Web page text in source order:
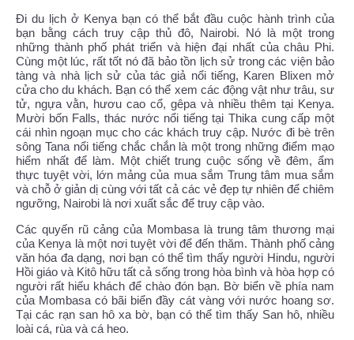
Đi du lịch ở Kenya bạn có thể bắt đầu cuộc hành trình của
bạn bằng cách truy cập thủ đô, Nairobi. Nó là một trong
những thành phố phát triển và hiện đại nhất của châu Phi.
Cùng một lúc, rất tốt nó đã bảo tồn lịch sử trong các viện bảo
tàng và nhà lịch sử của tác giả nổi tiếng, Karen Blixen mở
cửa cho du khách. Bạn có thể xem các động vật như trâu, sư
tử, ngựa vằn, hươu cao cổ, gêpa và nhiều thêm tại Kenya.
Mười bốn Falls, thác nước nổi tiếng tại Thika cung cấp một
cái nhìn ngoạn mục cho các khách truy cập. Nước đi bè trên
sông Tana nổi tiếng chắc chắn là một trong những điểm mạo
hiểm nhất để làm. Một chiết trung cuộc sống về đêm, ẩm
thực tuyệt vời, lớn mảng của mua sắm Trung tâm mua sắm
và chỗ ở giản dị cùng với tất cả các vẻ đẹp tự nhiên để chiêm
ngưỡng, Nairobi là nơi xuất sắc để truy cập vào.
Các quyến rũ cảng của Mombasa là trung tâm thương mại
của Kenya là một nơi tuyệt vời để đến thăm. Thành phố cảng
văn hóa đa dạng, nơi bạn có thể tìm thấy người Hindu, người
Hồi giáo và Kitô hữu tất cả sống trong hòa bình và hòa hợp có
người rất hiếu khách để chào đón bạn. Bờ biển về phía nam
của Mombasa có bãi biển đầy cát vàng với nước hoang sơ.
Tại các rạn san hô xa bờ, bạn có thể tìm thấy San hô, nhiều
loài cá, rùa và cá heo.